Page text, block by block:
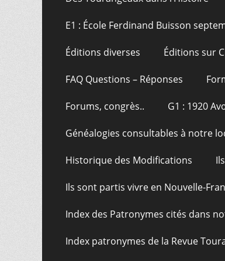
E1 : École Ferdinand Buisson
Éditions diverses Éditions sur
FAQ Questions – Réponses
Forums, congrès.. G1 : 1920
Généalogies consultables à notre
Historique des Modifications
Ils sont partis vivre en Nouvelle-
Index des Patronymes cités dans
Index patronymes de la Revue